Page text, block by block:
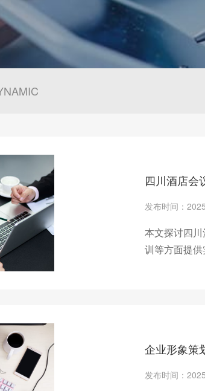
四川酒店会
发布时间：
本文探讨四
训等方面提供
企业形象策
发布时间：